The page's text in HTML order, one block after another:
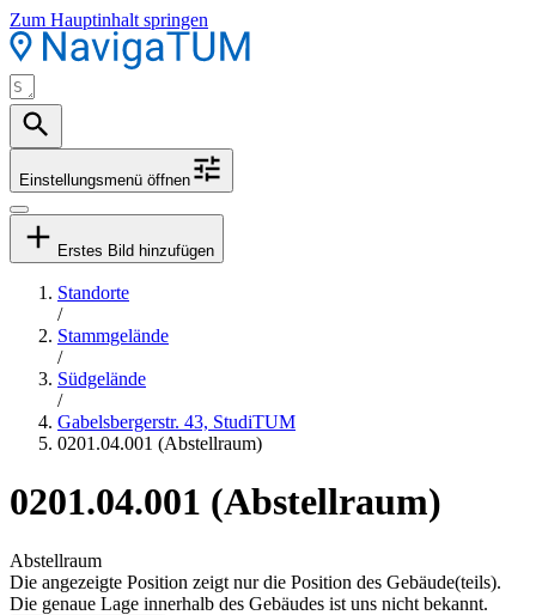
Zum Hauptinhalt springen
Einstellungsmenü öffnen
Erstes Bild hinzufügen
Standorte
/
Stammgelände
/
Südgelände
/
Gabelsbergerstr. 43, StudiTUM
0201.04.001 (Abstellraum)
0201.04.001 (Abstellraum)
Abstellraum
Die angezeigte Position zeigt nur die Position des Gebäude(teils).
Die genaue Lage innerhalb des Gebäudes ist uns nicht bekannt.